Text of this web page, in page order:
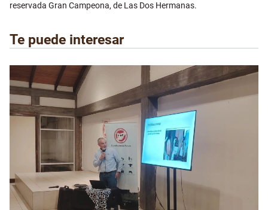
reservada Gran Campeona, de Las Dos Hermanas.
Te puede interesar